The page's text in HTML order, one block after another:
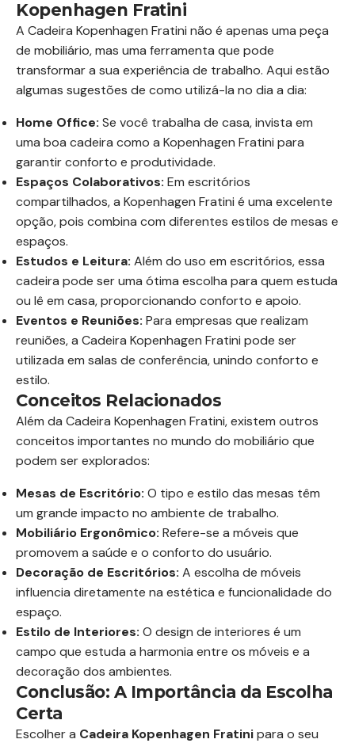
Kopenhagen Fratini
A Cadeira Kopenhagen Fratini não é apenas uma peça
de mobiliário, mas uma ferramenta que pode
transformar a sua experiência de trabalho. Aqui estão
algumas sugestões de como utilizá-la no dia a dia:
Home Office: Se você trabalha de casa, invista em
uma boa cadeira como a Kopenhagen Fratini para
garantir conforto e produtividade.
Espaços Colaborativos: Em escritórios
compartilhados, a Kopenhagen Fratini é uma excelente
opção, pois combina com diferentes estilos de mesas e
espaços.
Estudos e Leitura: Além do uso em escritórios, essa
cadeira pode ser uma ótima escolha para quem estuda
ou lê em casa, proporcionando conforto e apoio.
Eventos e Reuniões: Para empresas que realizam
reuniões, a Cadeira Kopenhagen Fratini pode ser
utilizada em salas de conferência, unindo conforto e
estilo.
Conceitos Relacionados
Além da Cadeira Kopenhagen Fratini, existem outros
conceitos importantes no mundo do mobiliário que
podem ser explorados:
Mesas de Escritório: O tipo e estilo das mesas têm
um grande impacto no ambiente de trabalho.
Mobiliário Ergonômico: Refere-se a móveis que
promovem a saúde e o conforto do usuário.
Decoração de Escritórios: A escolha de móveis
influencia diretamente na estética e funcionalidade do
espaço.
Estilo de Interiores: O design de interiores é um
campo que estuda a harmonia entre os móveis e a
decoração dos ambientes.
Conclusão: A Importância da Escolha
Certa
Escolher a Cadeira Kopenhagen Fratinipara o seu